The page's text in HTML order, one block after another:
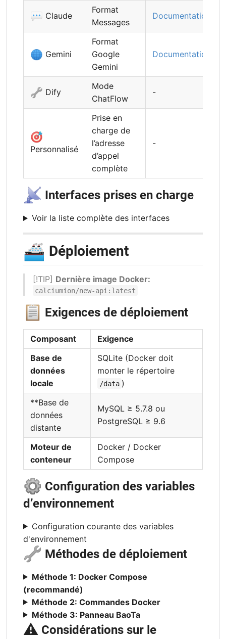
💬 Claude
Format
Messages
Documentation
🌐 Gemini
Format
Google
Gemini
Documentation
🔧 Dify
Mode
ChatFlow
-
🎯
Personnalisé
Prise en
charge de
l’adresse
d’appel
complète
-
📡 Interfaces prises en charge
Voir la liste complète des interfaces
🚢 Déploiement
[!TIP] Dernière image Docker:
calciumion/new-api:latest
📋 Exigences de déploiement
Composant
Exigence
Base de
données
locale
SQLite (Docker doit
monter le répertoire
/data )
**Base de
données
distante
MySQL ≥ 5.7.8 ou
PostgreSQL ≥ 9.6
Moteur de
conteneur
Docker / Docker
Compose
⚙️ Configuration des variables
d’environnement
Configuration courante des variables
d'environnement
🔧 Méthodes de déploiement
Méthode 1: Docker Compose
(recommandé)
Méthode 2: Commandes Docker
Méthode 3: Panneau BaoTa
⚠️ Considérations sur le